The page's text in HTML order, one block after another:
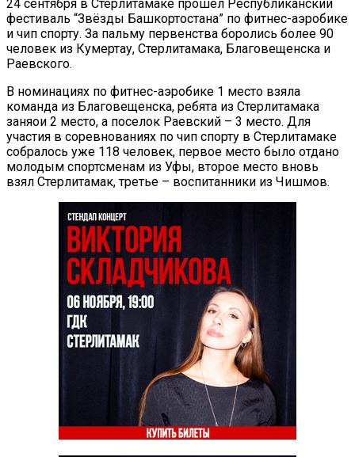
24 сентября в Стерлитамаке прошел Республиканский
фестиваль “Звёзды Башкортостана” по фитнес-аэробике
и чип спорту. За пальму первенства боролись более 90
человек из Кумертау, Стерлитамака, Благовещенска и
Раевского.
В номинациях по фитнес-аэробике 1 место взяла
команда из Благовещенска, ребята из Стерлитамака
заняои 2 место, а поселок Раевский – 3 место. Для
участия в соревнованиях по чип спорту в Стерлитамаке
собралось уже 118 человек, первое место было отдано
молодым спортсменам из Уфы, второе место вновь
взял Стерлитамак, третье – воспитанники из Чишмов.